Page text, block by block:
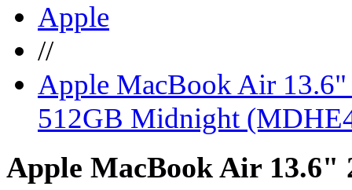
Apple
//
Apple MacBook Air
512GB Midnight
Apple MacBook Air 13.6"